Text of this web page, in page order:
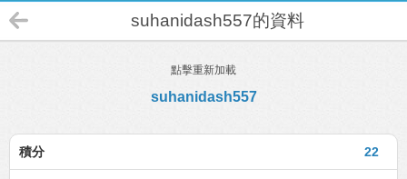
suhanidash557的資料
點擊重新加載
suhanidash557
22
積分